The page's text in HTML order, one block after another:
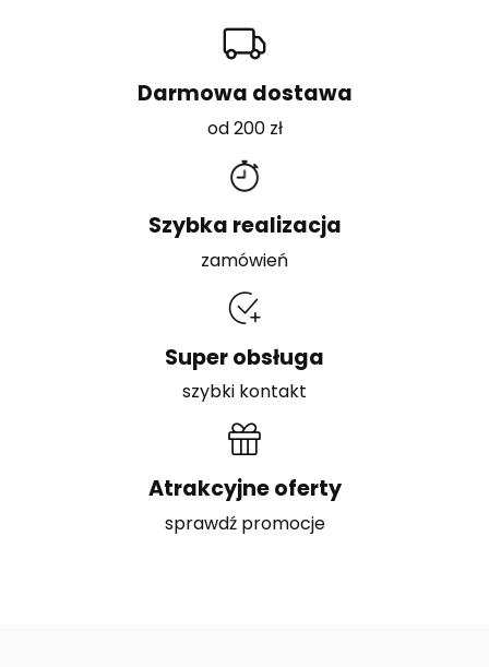
Darmowa dostawa
od 200 zł
Szybka realizacja
zamówień
Super obsługa
szybki kontakt
Atrakcyjne oferty
sprawdź promocje